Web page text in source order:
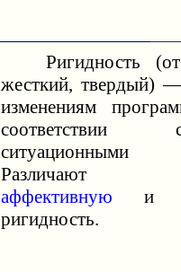
Ригидность
жесткий, твердый)
изменениям
ситуационными
аффективную
ригидность.